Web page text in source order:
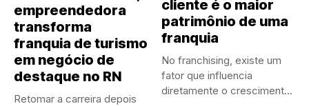
empreendedora
transforma
franquia de turismo
em negócio de
destaque no RN
Retomar a carreira depois
cliente é o maior
patrimônio de uma
franquia
No franchising, existe um
fator que influencia
diretamente o crescimento